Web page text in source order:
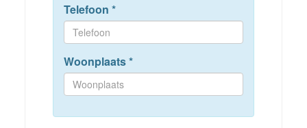
Telefoon *
Woonplaats*